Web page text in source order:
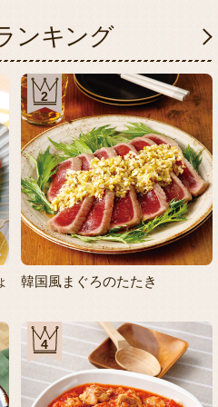
ンキング
2
韓国風まぐろのたたき
4